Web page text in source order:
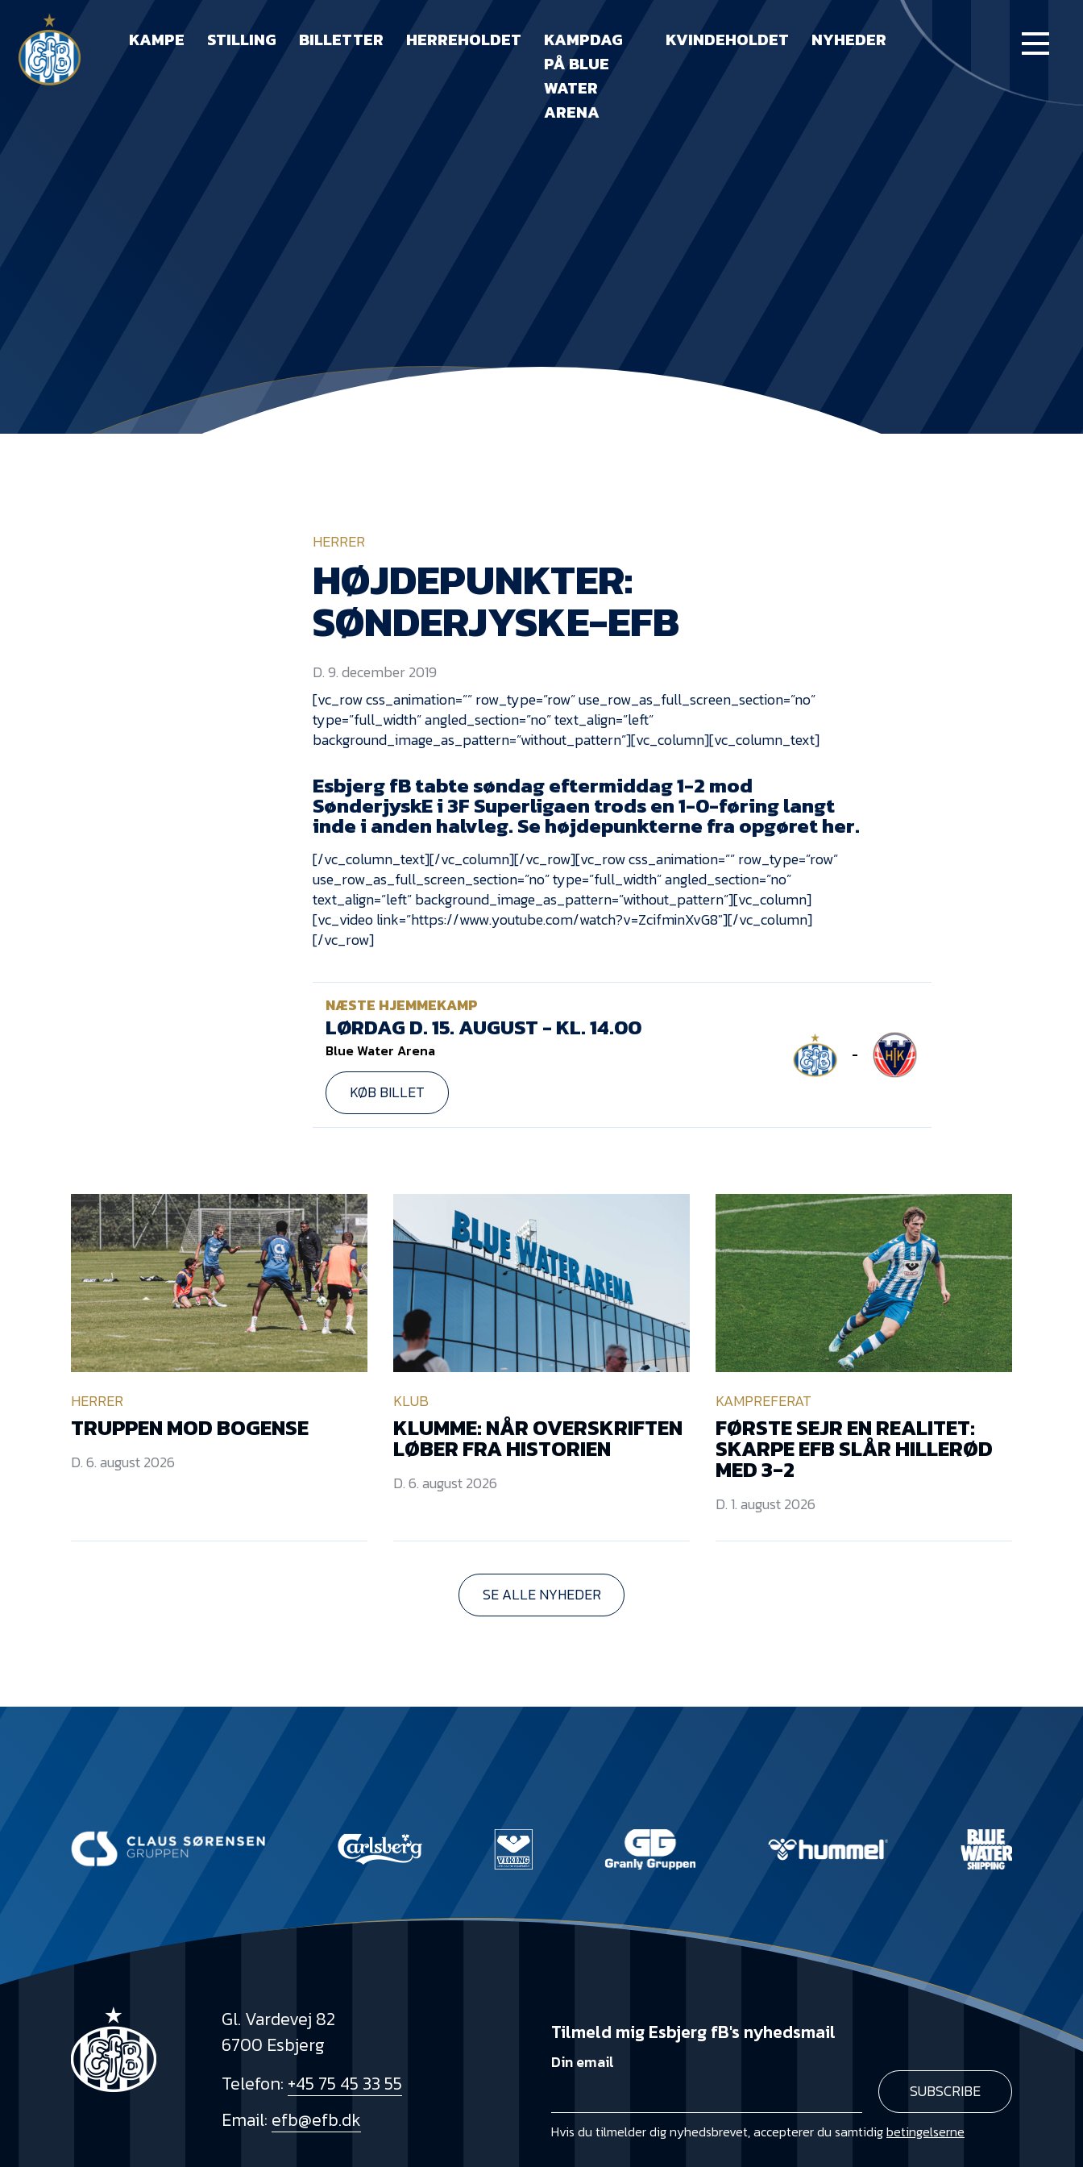
KAMPE STILLING BILLETTER HERREHOLDET
KAMPDAG
PÅ BLUE
WATER
ARENA
KVINDEHOLDET NYHEDER FORSIDE
KVINDEHOLDET
HERRER
HØJDEPUNKTER:
SØNDERJYSKE-EFB
D. 9. december 2019
[vc_row css_animation=”” row_type=”row” use_row_as_full_screen_section=”no”
type=”full_width” angled_section=”no” text_align=”left”
background_image_as_pattern=”without_pattern”][vc_column][vc_column_text]
Esbjerg fB tabte søndag eftermiddag 1-2 mod
SønderjyskE i 3F Superligaen trods en 1-0-føring langt
inde i anden halvleg. Se højdepunkterne fra opgøret her.
[/vc_column_text][/vc_column][/vc_row][vc_row css_animation=”” row_type=”row”
use_row_as_full_screen_section=”no” type=”full_width” angled_section=”no”
text_align=”left” background_image_as_pattern=”without_pattern”][vc_column]
[vc_video link=”https://www.youtube.com/watch?v=ZcifminXvG8″][/vc_column]
[/vc_row]
NÆSTE HJEMMEKAMP
LØRDAG D. 15. AUGUST - KL. 14.00
Blue Water Arena
KØB BILLET
-
HERRER
TRUPPEN MOD BOGENSE
D. 6. august 2026
KLUB
KLUMME: NÅR OVERSKRIFTEN
LØBER FRA HISTORIEN
D. 6. august 2026
KAMPREFERAT
FØRSTE SEJR EN REALITET:
SKARPE EFB SLÅR HILLERØD
MED 3-2
D. 1. august 2026
SE ALLE NYHEDER
Gl. Vardevej 82
6700 Esbjerg
Telefon: +45 75 45 33 55
Email: efb@efb.dk
Tilmeld mig Esbjerg fB's nyhedsmail
Din email
Hvis du tilmelder dig nyhedsbrevet, accepterer du samtidigbetingelserne